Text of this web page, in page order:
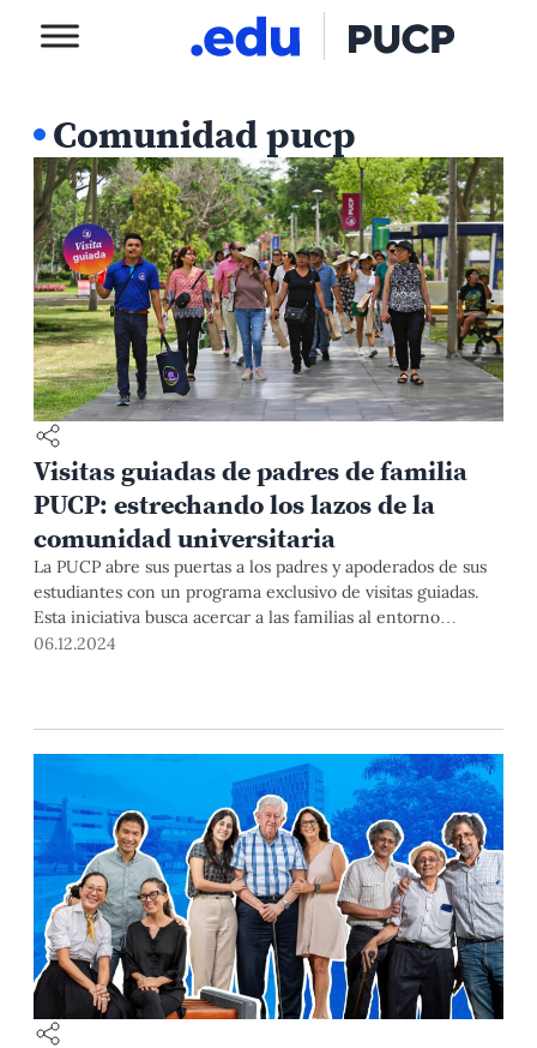
Comunidad pucp
Visitas guiadas de padres de familia
PUCP: estrechando los lazos de la
comunidad universitaria
La PUCP abre sus puertas a los padres y apoderados de sus
estudiantes con un programa exclusivo de visitas guiadas.
Esta iniciativa busca acercar a las familias al entorno
universitario, permitiéndoles conocer de cerca los espacios
06.12.2024